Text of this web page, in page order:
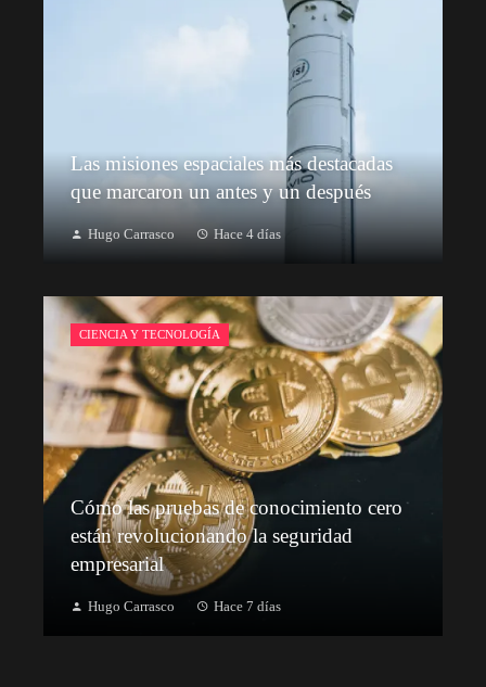
Las misiones espaciales más destacadas
que marcaron un antes y un después
Hugo Carrasco Hace 4 días
CIENCIA Y TECNOLOGÍA
Cómo las pruebas de conocimiento cero
están revolucionando la seguridad
empresarial
Hugo Carrasco Hace 7 días